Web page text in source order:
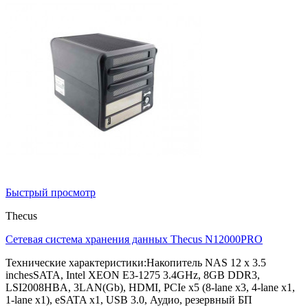
Быстрый просмотр
Thecus
Сетевая система хранения данных Thecus N12000PRO
Технические характеристики:Накопитель NAS 12 x 3.5
inchesSATA, Intel XEON E3-1275 3.4GHz, 8GB DDR3,
LSI2008HBA, 3LAN(Gb), HDMI, PCIe x5 (8-lane x3, 4-lane x1,
1-lane x1), eSATA x1, USB 3.0, Аудио, резервный БП